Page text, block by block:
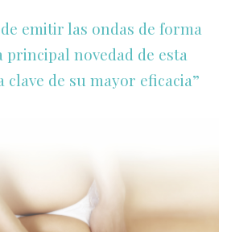
emitir las ondas de forma
principal novedad de esta
clave de su mayor eficacia”